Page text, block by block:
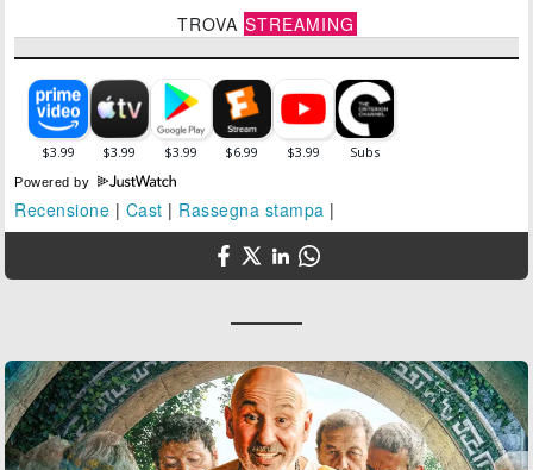
TROVA STREAMING
Powered by
Recensione | Cast | Rassegna stampa |